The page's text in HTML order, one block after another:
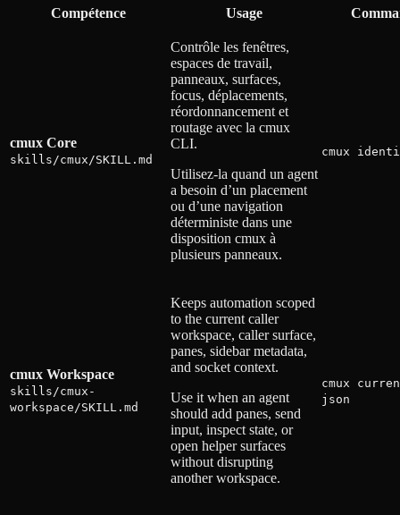
Compétence Usage
cmux Core
skills/cmux/SKILL.md
Contrôle les fenêtres,
espaces de travail,
panneaux, surfaces,
focus, déplacements,
réordonnancement et
routage avec la cmux
CLI.
Utilisez-la quand un agent
a besoin d’un placement
ou d’une navigation
déterministe dans une
disposition cmux à
plusieurs panneaux.
cmux
cmux Workspace
skills/cmux-
workspace/SKILL.md
Keeps automation scoped
to the current caller
workspace, caller surface,
panes, sidebar metadata,
and socket context.
Use it when an agent
should add panes, send
input, inspect state, or
open helper surfaces
without disrupting
another workspace.
cmux
json